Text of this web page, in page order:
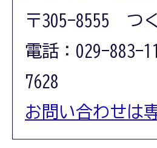
〒305-8555 つ
電話：029-883-
7628
お問い合わせは